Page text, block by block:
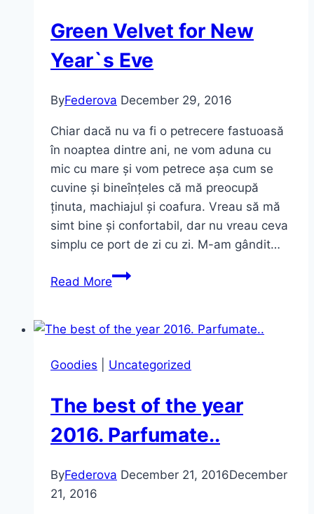
Green Velvet for New
Year`s Eve
ByFederova December 29, 2016
Chiar dacă nu va fi o petrecere fastuoasă
în noaptea dintre ani, ne vom aduna cu
mic cu mare și vom petrece așa cum se
cuvine și bineînțeles că mă preocupă
ținuta, machiajul și coafura. Vreau să mă
simt bine și confortabil, dar nu vreau ceva
simplu ce port de zi cu zi. M-am gândit…
Read MoreGreen
New
Eve
Goodies Uncategorized
The best of the year
2016. Parfumate..
ByFederova December 21, 2016December
21, 2016